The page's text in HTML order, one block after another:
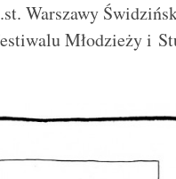
Warszawy
Młodzieży i